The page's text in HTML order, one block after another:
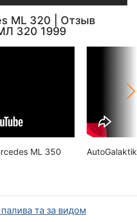
ML 320 | Отзыв
320 1999
ML 350
та за видом